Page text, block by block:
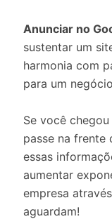
Anunciar no
sustentar um
harmonia com
para um
Se você
passe na frente
essas
aumentar
empresa
aguardam!